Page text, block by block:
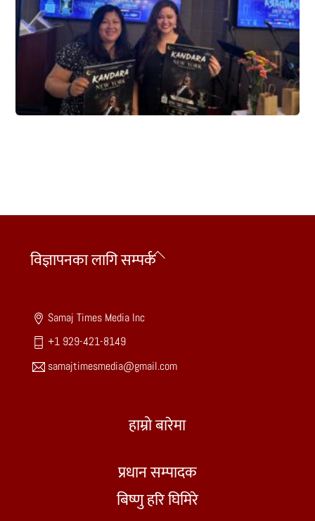
Back
विज्ञापनका लागि सम्पर्क
Samaj Times Media Inc
+1 929-421-8149
samajtimesmedia@gmail.com
हाम्रो बारेमा
प्रधान सम्पादक
बिष्णु हरि घिमिरे